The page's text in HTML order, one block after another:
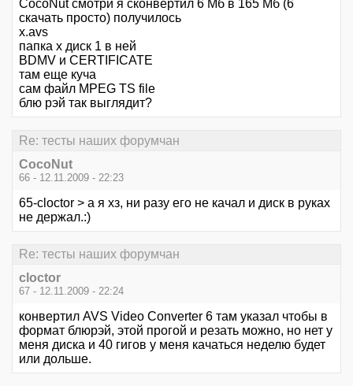
CocoNut смотри я сконвертил 6 Мб в 165 Мб (6
скачать просто) получилось
x.avs
папка х диск 1 в ней
BDMV и CERTIFICATE
там еще куча
сам файл MPEG TS file
блю рэй так выглядит?
Re: тесты наших форумчан
CocoNut
66 - 12.11.2009 - 22:23
65-cloctor > а я хз, ни разу его не качал и диск в руках
не держал.:)
Re: тесты наших форумчан
cloctor
67 - 12.11.2009 - 22:24
конвертил AVS Video Converter 6 там указал чтобы в
формат блюрэй, этой прогой и резать можно, но нет у
меня диска и 40 гигов у меня качаться неделю будет
или дольше.